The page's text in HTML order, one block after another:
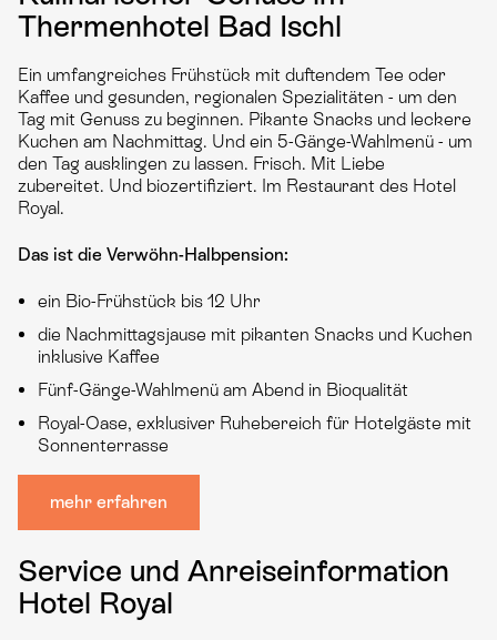
Thermenhotel Bad Ischl
Ein umfangreiches Frühstück mit duftendem Tee oder
Kaffee und gesunden, regionalen Spezialitäten - um den
Tag mit Genuss zu beginnen. Pikante Snacks und leckere
Kuchen am Nachmittag. Und ein 5-Gänge-Wahlmenü - um
den Tag ausklingen zu lassen. Frisch. Mit Liebe
zubereitet. Und biozertifiziert. Im Restaurant des Hotel
Royal.
Das ist die Verwöhn-Halbpension:
ein Bio-Frühstück bis 12 Uhr
die Nachmittagsjause mit pikanten Snacks und Kuchen
inklusive Kaffee
Fünf-Gänge-Wahlmenü am Abend in Bioqualität
Royal-Oase, exklusiver Ruhebereich für Hotelgäste mit
Sonnenterrasse
mehr erfahren
Service und Anreiseinformation
Hotel Royal